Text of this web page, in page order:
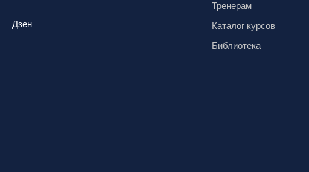
Дзен
Тренерам
Каталог курсов
Библиотека